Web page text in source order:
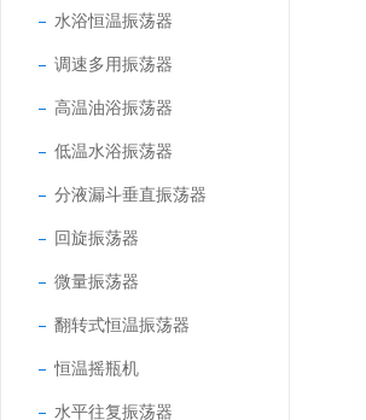
水浴恒温振荡器
调速多用振荡器
高温油浴振荡器
低温水浴振荡器
分液漏斗垂直振荡器
回旋振荡器
微量振荡器
翻转式恒温振荡器
恒温摇瓶机
水平往复振荡器